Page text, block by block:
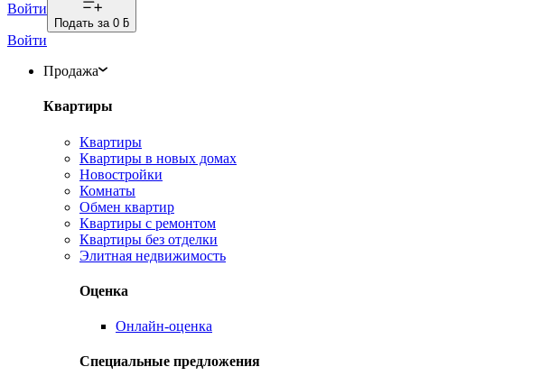
Войти
Подать за 0 ƃ
Войти
Продажа
Квартиры
Квартиры
Квартиры в новых домах
Новостройки
Комнаты
Обмен квартир
Квартиры с ремонтом
Квартиры без отделки
Элитная недвижимость
Оценка
Онлайн-оценка
Специальные предложения